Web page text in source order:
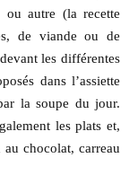
autre (la recette
de viande ou de
les différentes
dans l’assiette
la soupe du jour.
les plats et,
chocolat, carreau